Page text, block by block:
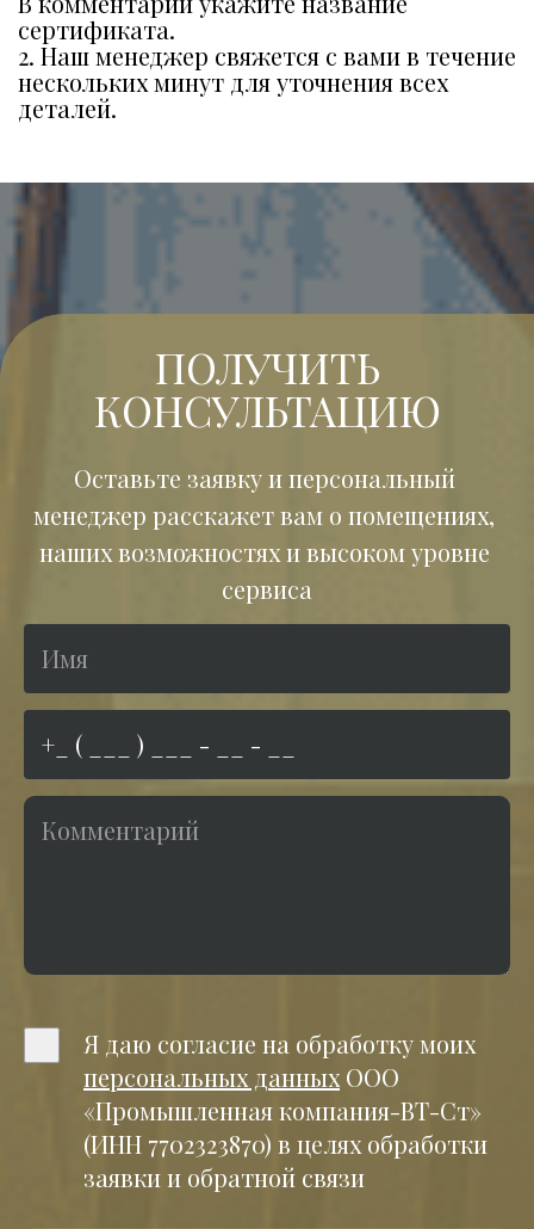
сертификата.
2. Наш менеджер свяжется с вами в течение
нескольких минут для уточнения всех
деталей.
ПОЛУЧИТЬ
КОНСУЛЬТАЦИЮ
Оставьте заявку и персональный
менеджер расскажет вам о помещениях,
наших возможностях и высоком уровне
сервиса
Я даю согласие на обработку моих
персональных данных ООО
«Промышленная компания-ВТ-Ст»
(ИНН 7702323870) в целях обработки
заявки и обратной связи